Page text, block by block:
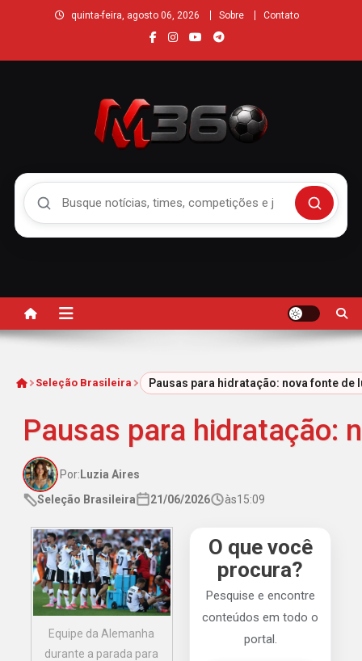
quinta-feira, agosto 06, 2026 Sobre Contato
Buscar
InícioSeleção Brasileira Pausas para hidratação: nova fonte de
Pausas para hidratação:
Por: Luzia Aires
Seleção Brasileira
21/06/2026 às15:09
Equipe da Alemanha
durante a parada para
O que você
procura?
Pesquise e encontre
conteúdos em todo o
portal.